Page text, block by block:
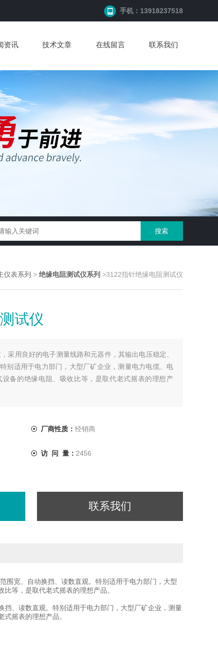
手机：13918237518
资讯 技术文章 在线留言 联系我们
仪表系列 > 绝缘电阻测试仪系列 >3122指针绝缘电阻测试仪
试仪
采用良好的电子测量线路和元器件，其输出电压稳定、
别适用于电力部门，大型厂矿企业，测量电力电缆、电
备的绝缘电阻、吸收比等，是取代老式摇表的理想产
厂商性质： 经销商
访 问 量： 2456
联系我们
围宽、自动换挡、读数直观。特别适用于电力部门，大型
等，是取代老式摇表的理想产品。
挡、读数直观。特别适用于电力部门，大型厂矿企业，测量
摇表的理想产品。